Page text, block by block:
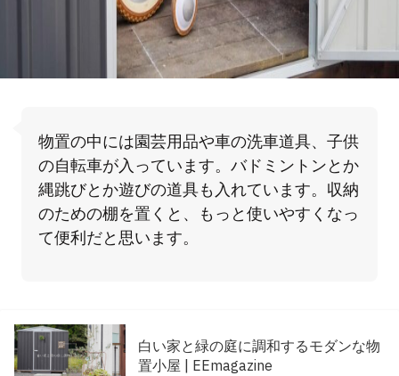
物置の中には園芸用品や車の洗車道具、子供
の自転車が入っています。バドミントンとか
縄跳びとか遊びの道具も入れています。収納
のための棚を置くと、もっと使いやすくなっ
て便利だと思います。
白い家と緑の庭に調和するモダンな物
置小屋 | EEmagazine